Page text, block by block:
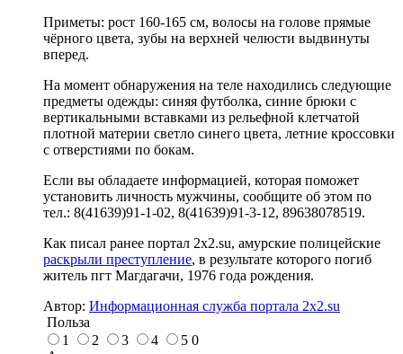
Приметы: рост 160-165 см, волосы на голове прямые
чёрного цвета, зубы на верхней челюсти выдвинуты
вперед.
На момент обнаружения на теле находились следующие
предметы одежды: синяя футболка, синие брюки с
вертикальными вставками из рельефной клетчатой
плотной материи светло синего цвета, летние кроссовки
с отверстиями по бокам.
Если вы обладаете информацией, которая поможет
установить личность мужчины, сообщите об этом по
тел.: 8(41639)91-1-02, 8(41639)91-3-12, 89638078519.
Как писал ранее портал 2х2.su, амурские полицейские
раскрыли преступление, в результате которого погиб
житель пгт Магдагачи, 1976 года рождения.
Автор: Информационная служба портала 2x2.su
Польза
1
2 3 4 5 0